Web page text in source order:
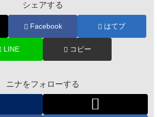
シェアする
Facebook はてブ
LINE コピー
ニナをフォローする